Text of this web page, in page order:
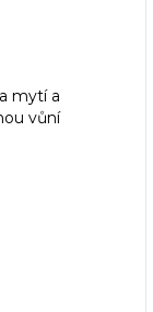
mytí a
vůní